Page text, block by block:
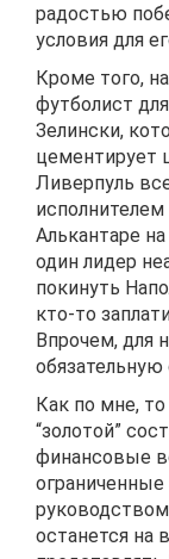
радостью
условия для
Кроме того,
футболист
Зелински,
цементирует
Ливерпуль
Алькантаре
один лидер
покинуть
кто-то
Впрочем, для
Как по мне,
“золотой”
финансовые
останется на